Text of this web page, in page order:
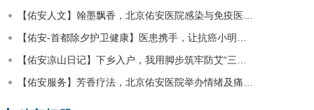
【佑安人文】翰墨飘香，北京佑安医院感染与免疫医…
【佑安-首都除夕护卫健康】医患携手，让抗癌小明…
【佑安凉山日记】下乡入户，我用脚步筑牢防艾“三…
【佑安服务】芳香疗法，北京佑安医院举办情绪及痛…